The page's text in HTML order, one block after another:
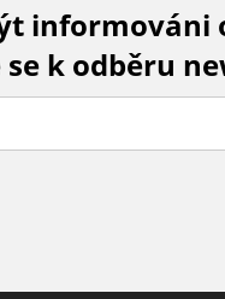
informováni
se k odběru